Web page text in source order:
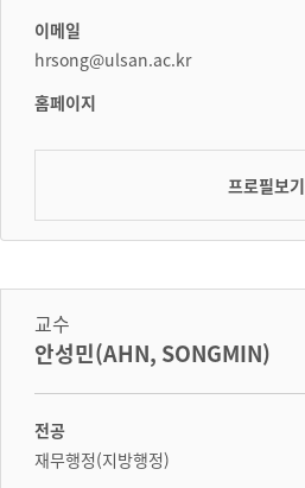
이메일
hrsong@ulsan.ac.kr
홈페이지
프로필보기
교수
안성민(AHN, SONGMIN)
전공
재무행정(지방행정)